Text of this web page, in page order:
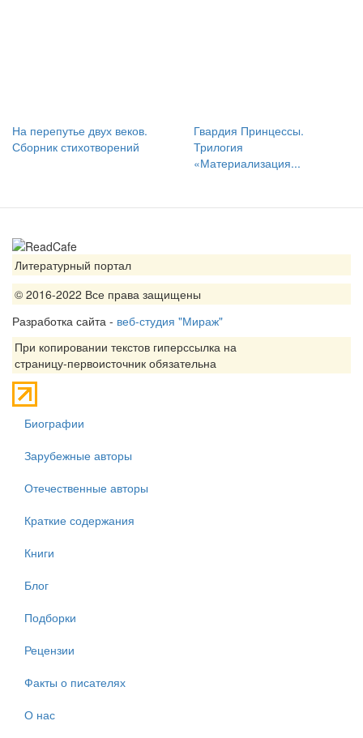
На перепутье двух веков.
Сборник стихотворений
Гвардия Принцессы.
Трилогия
«Материализация...
Литературный портал
© 2016-2022 Все права защищены
Разработка сайта - веб-студия "Мираж"
При копировании текстов гиперссылка на
страницу-первоисточник обязательна
Биографии
Зарубежные авторы
Отечественные авторы
Краткие содержания
Книги
Блог
Подборки
Рецензии
Факты о писателях
О нас